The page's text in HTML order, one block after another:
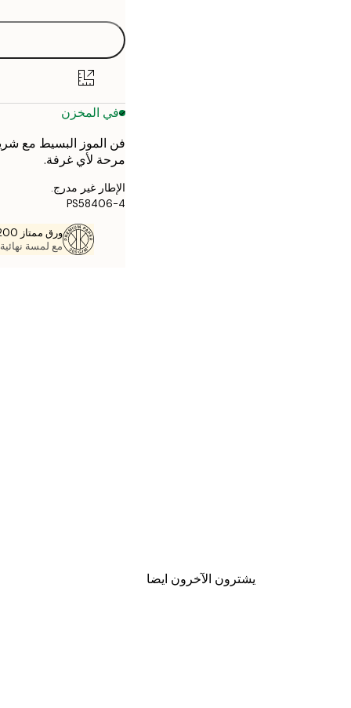
50x50 cm
50x70 cm
70x100 cm
في المخزن
فن الموز البسيط مع
مرحة لأي غرفة.
الإطار غير مدرج.
PS58406-4
ورق ممتاز 200 جم / م 2
مع لمسة
يشترون الآخرون ايضا